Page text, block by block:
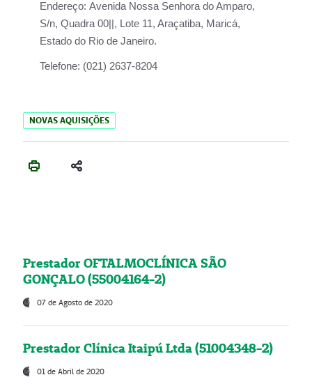
Endereço: Avenida Nossa Senhora do Amparo,
S/n, Quadra 00||, Lote 11, Araçatiba, Maricá,
Estado do Rio de Janeiro.
Telefone: (021) 2637-8204
NOVAS AQUISIÇÕES
Prestador OFTALMOCLÍNICA SÃO
GONÇALO (55004164-2)
07 de Agosto de 2020
Prestador Clínica Itaipú Ltda (51004348-2)
01 de Abril de 2020